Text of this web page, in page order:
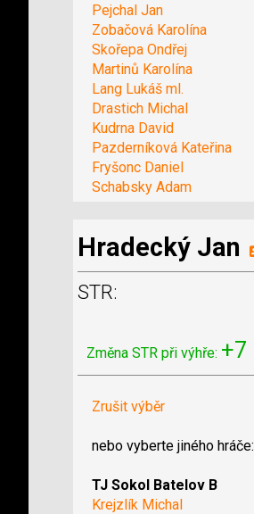
Pejchal Jan
Zobačová Karolína
Skořepa Ondřej
Martinů Karolína
Lang Lukáš ml.
Drastich Michal
Kudrna David
Pazderníková Kateřina
Fryšonc Daniel
Schabsky Adam
Hradecký Jan
STR:
Změna STR při výhře: +7
Zrušit výběr
nebo vyberte jiného hráče:
TJ Sokol Batelov B
Krejzlík Michal